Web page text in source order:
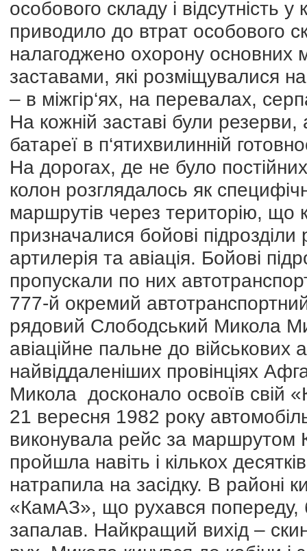
особового складу і відсутність
приводило до втрат особового
налагоджено охорону основних
заставами, які розміщувалися
– в міжгір‘ях, на перевалах,
На кожній заставі були резерви,
батареї в п‘ятихвилинній
На дорогах, де не було
колон розглядалось як
маршрутів через територію,
призначалися бойові підрозділи
артилерія та авіація. Бойові
пропускали по них
777-й окремий
рядовий Слободський Микола
авіаційне пальне до
найвіддаленіших провінціях
Микола досконало освоїв свій
21 вересня 1982 року
виконувала рейс за маршрутом
пройшла навіть і кількох
натрапила на засідку. В районі
«КамАЗ», що рухався попереду,
запалав. Найкращий вихід –